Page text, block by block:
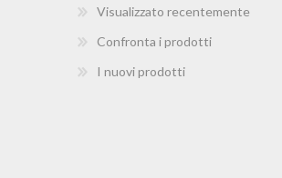
Visualizzato recentemente
Confronta i prodotti
I nuovi prodotti